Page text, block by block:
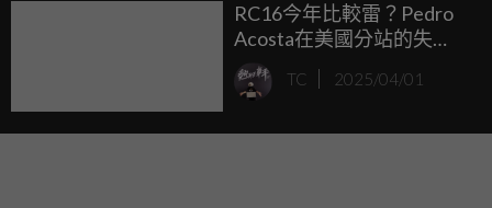
RC16今年比較雷？Pedro
Acosta在美國分站的失
意：前輪不斷鎖死... ...
TC 2025/04/01